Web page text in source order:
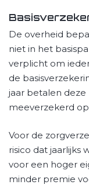
De overheid
niet in het
verplicht om
de
jaar betalen deze
meeverzekerd
Voor de
risico dat jaarlijks
voor een hoger
minder premie